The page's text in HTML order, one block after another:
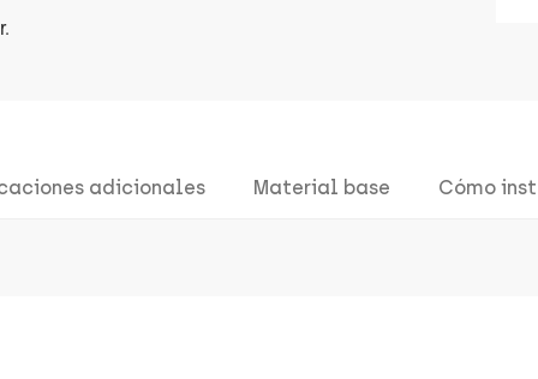
adicionales Material base Cómo